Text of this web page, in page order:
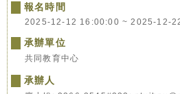
報名時間
2025-12-12 16:00:00 ~ 2025-12-
承辦單位
共同教育中心
承辦人